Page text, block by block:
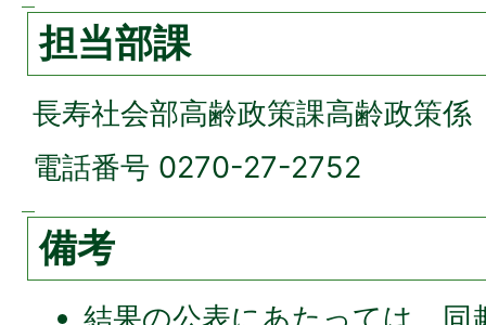
担当部課
長寿社会部高齢政策課高齢政策係
電話番号 0270-27-2752
備考